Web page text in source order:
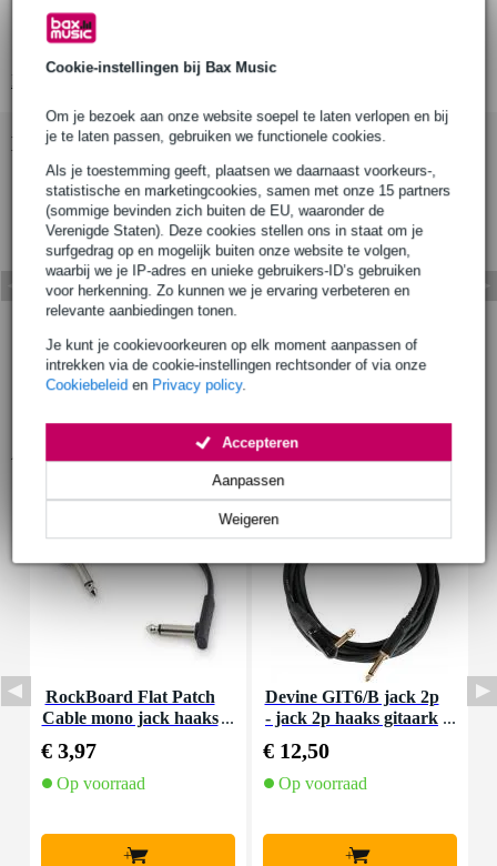
Cookie-instellingen bij Bax Music
Om je bezoek aan onze website soepel te laten verlopen en bij
je te laten passen, gebruiken we functionele cookies.
Als je toestemming geeft, plaatsen we daarnaast voorkeurs-,
statistische en marketingcookies, samen met onze 15 partners
(sommige bevinden zich buiten de EU, waaronder de
Verenigde Staten). Deze cookies stellen ons in staat om je
surfgedrag op en mogelijk buiten onze website te volgen,
waarbij we je IP-adres en unieke gebruikers-ID’s gebruiken
voor herkenning. Zo kunnen we je ervaring verbeteren en
relevante aanbiedingen tonen.
Je kunt je cookievoorkeuren op elk moment aanpassen of
intrekken via de cookie-instellingen rechtsonder of via onze
Cookiebeleid en Privacy policy.
Weigeren
Aanpassen
Accepteren
regelingen: volume, tone, drive
robuuste behuizing
Bekijk alle productspecificaties
Bekijk ook eens (4)
RockBoard Flat Patch
Cable mono jack haaks
€ 3,97
Op voorraad
+
Devine GIT6/B jack 2p
- jack 2p haaks gitaark
€ 12,50
Op voorraad
+